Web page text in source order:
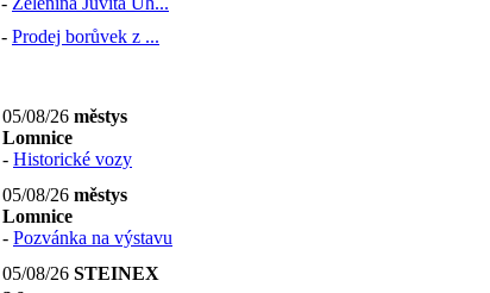
- Prodej borůvek z ...
05/08/26 městys
Lomnice
- Historické vozy
05/08/26 městys
Lomnice
- Pozvánka na výstavu
05/08/26 STEINEX